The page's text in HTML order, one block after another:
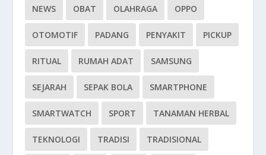
NEWS OBAT OLAHRAGA OPPO
OTOMOTIF PADANG PENYAKIT PICKUP
RITUAL RUMAH ADAT SAMSUNG
SEJARAH SEPAK BOLA SMARTPHONE
SMARTWATCH SPORT TANAMAN HERBAL
TEKNOLOGI TRADISI TRADISIONAL